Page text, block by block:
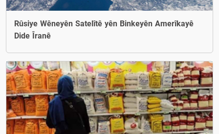
Rûsiye Wêneyên Satelîtê yên Binkeyên Amerîkayê
Dide Îranê